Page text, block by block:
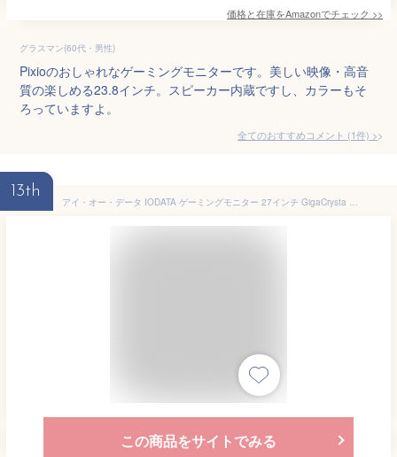
価格と在庫をAmazonでチェック >>
グラスマン(60代・男性)
Pixioのおしゃれなゲーミングモニターです。美しい映像・高音
質の楽しめる23.8インチ。スピーカー内蔵ですし、カラーもそ
ろっていますよ。
全てのおすすめコメント (1件) >
13th
アイ・オー・データ IODATA ゲーミングモニター 27インチ GigaCrysta WQHD 180Hz AHVAパネル ブラック(HDMI×2/DisplayPort/VESA対応/高さ調整/縦横回転/土日サポート/日本メーカー) EX-GDQ271JA
この商品をサイトでみる